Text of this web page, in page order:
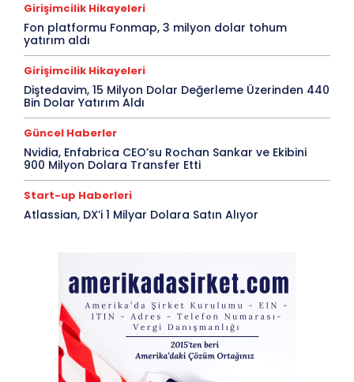
Girişimcilik Hikayeleri
Fon platformu Fonmap, 3 milyon dolar tohum
yatırım aldı
Girişimcilik Hikayeleri
Diştedavim, 15 Milyon Dolar Değerleme Üzerinden 440
Bin Dolar Yatırım Aldı
Güncel Haberler
Nvidia, Enfabrica CEO’su Rochan Sankar ve Ekibini
900 Milyon Dolara Transfer Etti
Start-up Haberleri
Atlassian, DX’i 1 Milyar Dolara Satın Alıyor